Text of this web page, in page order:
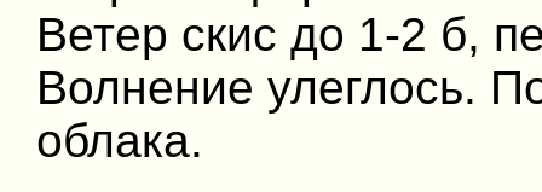
Ветер скис до 1-2 б,
Волнение улеглось.
облака.